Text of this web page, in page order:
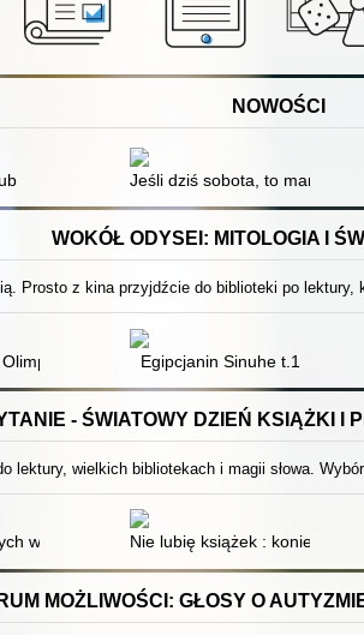
NOWOŚCI
Jeśli dziś sobota, to mamy
WOKÓŁ ODYSEI: MITOLOGIA I
Prosto z kina przyjdźcie do biblioteki po
: bogowie i bohaterowie opowiadają
Egipcjanin Sinuhe t.1
- ŚWIATOWY DZIEŃ KSIĄŻKI I
lektury, wielkich bibliotekach i magii słowa.
wspomnień Nie lubię książek : koniec
MOŻLIWOŚCI: GŁOSY O